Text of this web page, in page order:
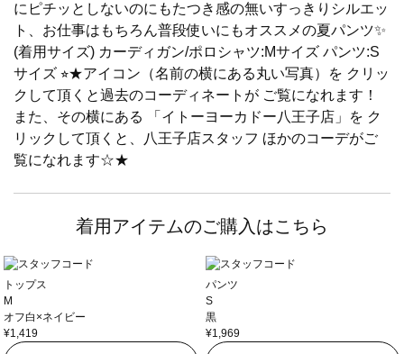
にピチッとしないのにもたつき感の無いすっきりシルエッ
ト、お仕事はもちろん普段使いにもオススメの夏パンツ✨
(着用サイズ) カーディガン/ポロシャツ:Mサイズ パンツ:S
サイズ ⭐︎★アイコン（名前の横にある丸い写真）を クリッ
クして頂くと過去のコーディネートが ご覧になれます！
また、その横にある 「イトーヨーカドー八王子店」を ク
リックして頂くと、八王子店スタッフ ほかのコーデがご
覧になれます☆★
着用アイテムのご購入はこちら
トップス
M
オフ白×ネイビー
¥1,419
パンツ
S
黒
¥1,969